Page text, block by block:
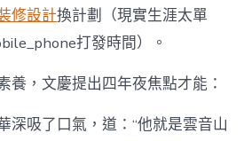
修設計換計劃（現實生涯太單
打發時間）。
養，文慶提出四年夜焦點才能：
深吸了口氣，道：“他就是雲音山